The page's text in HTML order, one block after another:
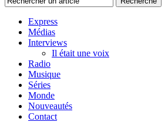
Express
Médias
Interviews
Il était une voix
Radio
Musique
Séries
Monde
Nouveautés
Contact